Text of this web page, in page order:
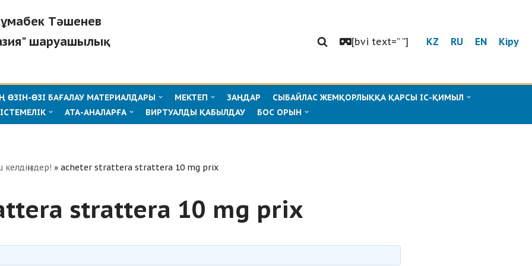
Тәшенев
шаруашылық
[bvi text=” “] KZ RU EN Кіру
ӨЗІ БАҒАЛАУ МАТЕРИАЛДАРЫ МЕКТЕП ЗАҢДАР
СЫБАЙЛАС ЖЕМҚОРЛЫҚҚА ҚАРСЫ ІС-ҚИМЫЛ
АТА-АНАЛАРҒА ВИРТУАЛДЫ ҚАБЫЛДАУ БОС ОРЫН
келдіңіздер! » acheter strattera strattera 10 mg prix
strattera 10 mg prix